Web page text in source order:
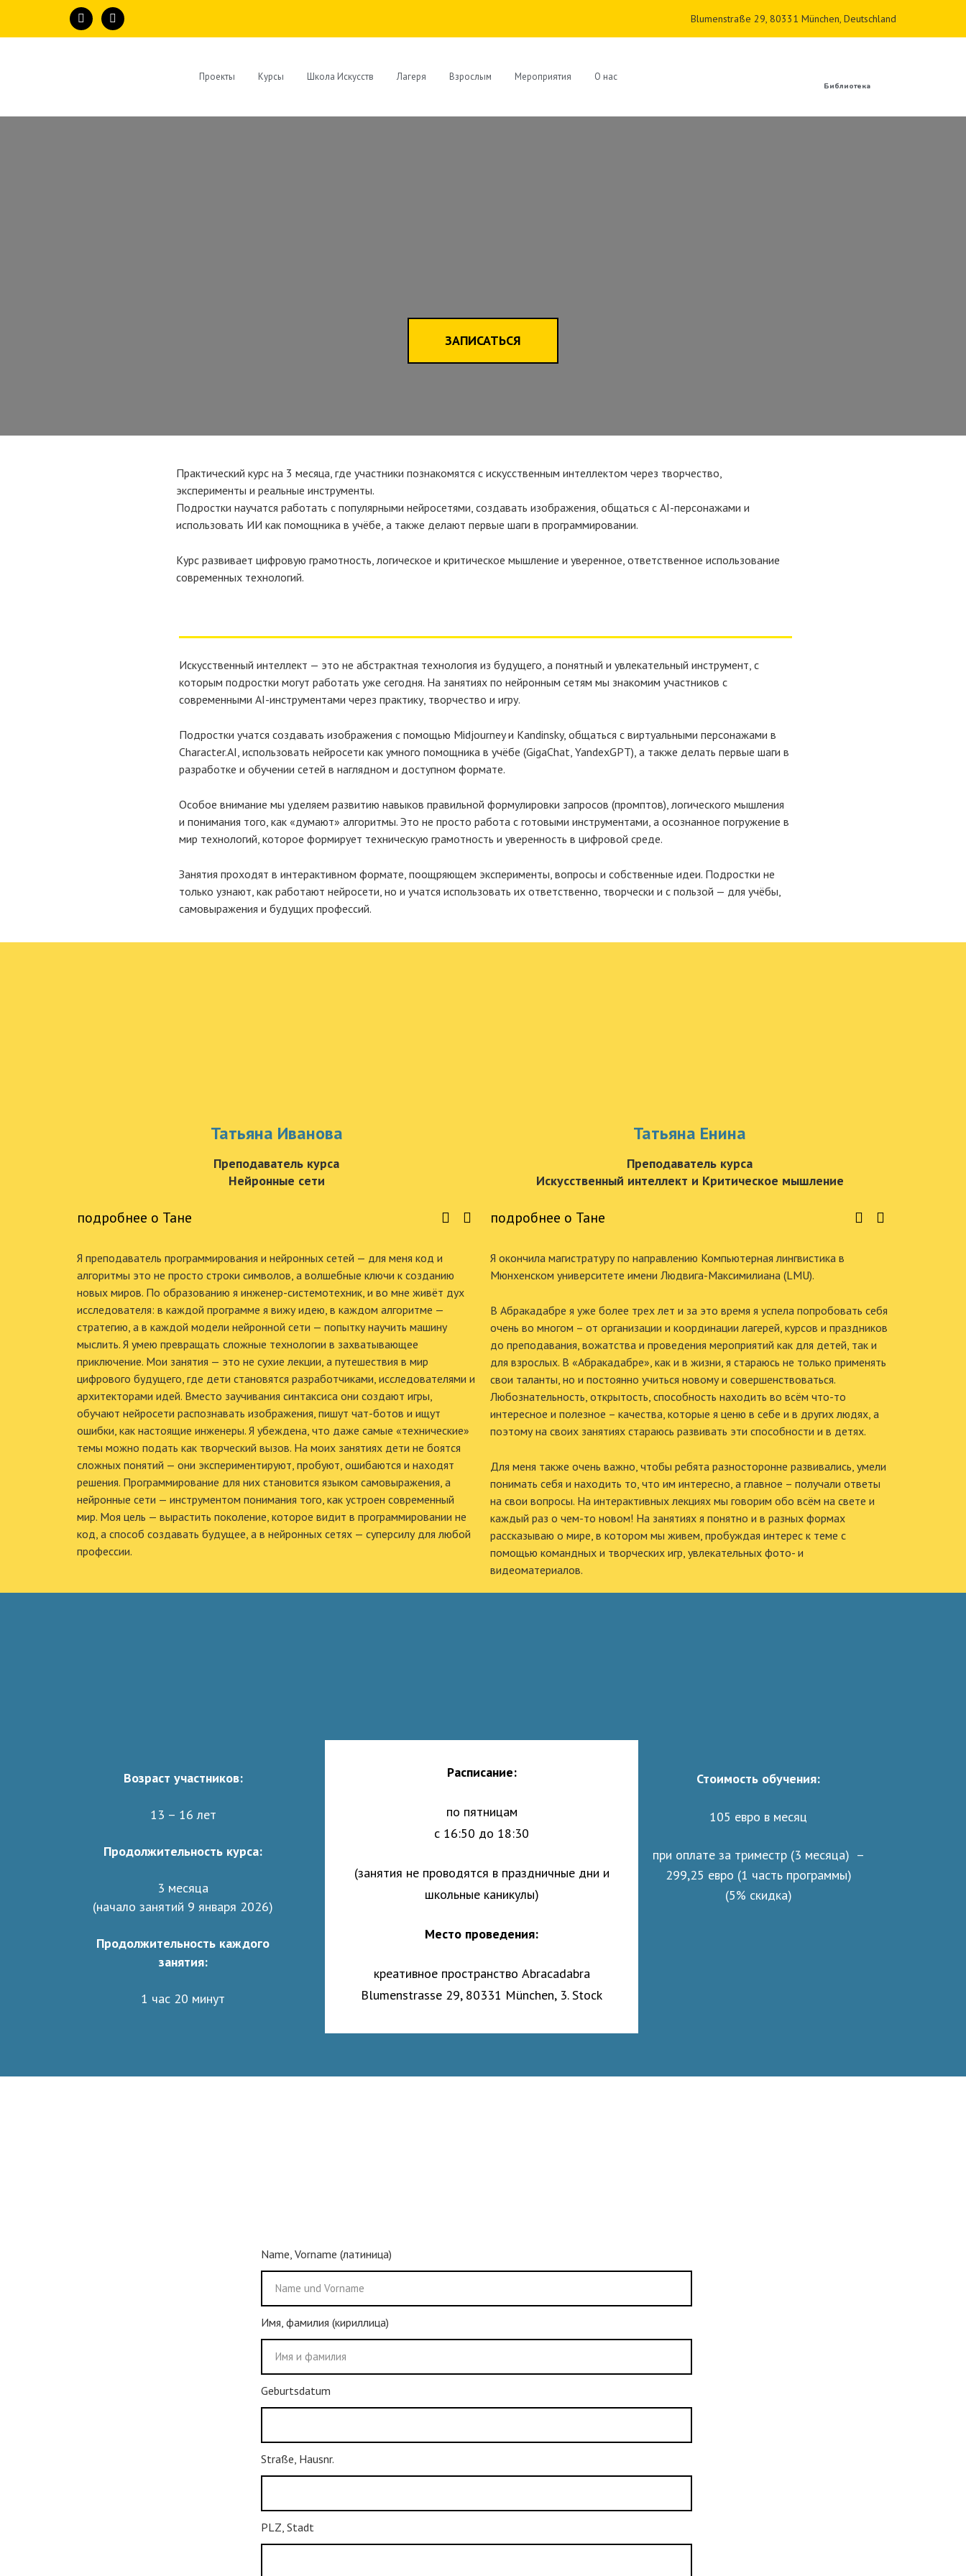
Blumenstraße 29, 80331 München, Deutschland
Проекты Курсы Школа Искусств Лагеря Взрослым Мероприятия О нас
Библиотека
ЗАПИСАТЬСЯ
Практический курс на 3 месяца, где участники познакомятся с искусственным интеллектом через творчество,
эксперименты и реальные инструменты.
Подростки научатся работать с популярными нейросетями, создавать изображения, общаться с AI-персонажами и
использовать ИИ как помощника в учёбе, а также делают первые шаги в программировании.
Курс развивает цифровую грамотность, логическое и критическое мышление и уверенное, ответственное использование
современных технологий.
Искусственный интеллект — это не абстрактная технология из будущего, а понятный и увлекательный инструмент, с
которым подростки могут работать уже сегодня. На занятиях по нейронным сетям мы знакомим участников с
современными AI-инструментами через практику, творчество и игру.
Подростки учатся создавать изображения с помощью Midjourney и Kandinsky, общаться с виртуальными персонажами в
Character.AI, использовать нейросети как умного помощника в учёбе (GigaChat, YandexGPT), а также делать первые шаги в
разработке и обучении сетей в наглядном и доступном формате.
Особое внимание мы уделяем развитию навыков правильной формулировки запросов (промптов), логического мышления
и понимания того, как «думают» алгоритмы. Это не просто работа с готовыми инструментами, а осознанное погружение в
мир технологий, которое формирует техническую грамотность и уверенность в цифровой среде.
Занятия проходят в интерактивном формате, поощряющем эксперименты, вопросы и собственные идеи. Подростки не
только узнают, как работают нейросети, но и учатся использовать их ответственно, творчески и с пользой — для учёбы,
самовыражения и будущих профессий.
Татьяна Иванова
Преподаватель курса
Нейронные сети
подробнее о Тане
Я преподаватель программирования и нейронных сетей — для меня код и
алгоритмы это не просто строки символов, а волшебные ключи к созданию
новых миров. По образованию я инженер-системотехник, и во мне живёт дух
исследователя: в каждой программе я вижу идею, в каждом алгоритме —
стратегию, а в каждой модели нейронной сети — попытку научить машину
мыслить. Я умею превращать сложные технологии в захватывающее
приключение. Мои занятия — это не сухие лекции, а путешествия в мир
цифрового будущего, где дети становятся разработчиками, исследователями и
архитекторами идей. Вместо заучивания синтаксиса они создают игры,
обучают нейросети распознавать изображения, пишут чат-ботов и ищут
ошибки, как настоящие инженеры. Я убеждена, что даже самые «технические»
темы можно подать как творческий вызов. На моих занятиях дети не боятся
сложных понятий — они экспериментируют, пробуют, ошибаются и находят
решения. Программирование для них становится языком самовыражения, а
нейронные сети — инструментом понимания того, как устроен современный
мир. Моя цель — вырастить поколение, которое видит в программировании не
код, а способ создавать будущее, а в нейронных сетях — суперсилу для любой
профессии.
Татьяна Енина
Преподаватель курса
Искусственный интеллект и Критическое мышление
подробнее о Тане
Я окончила магистратуру по направлению Компьютерная лингвистика в
Мюнхенском университете имени Людвига-Максимилиана (LMU).
В Абракадабре я уже более трех лет и за это время я успела попробовать себя
очень во многом – от организации и координации лагерей, курсов и праздников
до преподавания, вожатства и проведения мероприятий как для детей, так и
для взрослых. В «Абракадабре», как и в жизни, я стараюсь не только применять
свои таланты, но и постоянно учиться новому и совершенствоваться.
Любознательность, открытость, способность находить во всём что-то
интересное и полезное – качества, которые я ценю в себе и в других людях, а
поэтому на своих занятиях стараюсь развивать эти способности и в детях.
Для меня также очень важно, чтобы ребята разносторонне развивались, умели
понимать себя и находить то, что им интересно, а главное – получали ответы
на свои вопросы. На интерактивных лекциях мы говорим обо всём на свете и
каждый раз о чем-то новом! На занятиях я понятно и в разных формах
рассказываю о мире, в котором мы живем, пробуждая интерес к теме с
помощью командных и творческих игр, увлекательных фото- и
видеоматериалов.
Возраст участников:
13 – 16 лет
Продолжительность курса:
3 месяца
(начало занятий 9 января 2026)
Продолжительность каждого
занятия:
1 час 20 минут
Расписание:
по пятницам
с 16:50 до 18:30
(занятия не проводятся в праздничные дни и
школьные каникулы)
Место проведения:
креативное пространство Abracadabra
Blumenstrasse 29, 80331 München, 3. Stock
Стоимость обучения:
105 евро в месяц
при оплате за триместр (3 месяца) –
299,25 евро (1 часть программы)
(5% скидка)
Name, Vorname (латиница)
Имя, фамилия (кириллица)
Geburtsdatum
Straße, Hausnr.
PLZ, Stadt